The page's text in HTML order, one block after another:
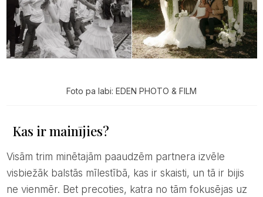
Foto pa labi: EDEN PHOTO & FILM
Kas ir mainījies?
Visām trim minētajām paaudzēm partnera izvēle
visbiežāk balstās mīlestībā, kas ir skaisti, un tā ir bijis
ne vienmēr. Bet precoties, katra no tām fokusējas uz